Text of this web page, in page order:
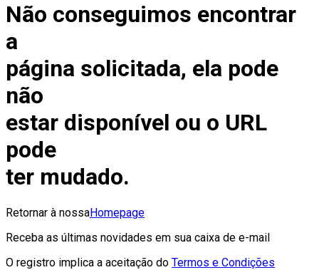
Não conseguimos encontrar
a
página solicitada, ela pode
não
estar disponível ou o URL
pode
ter mudado.
Retornar à nossaHomepage
Receba as últimas novidades em sua caixa de e-mail
O registro implica a aceitação do Termos e Condições